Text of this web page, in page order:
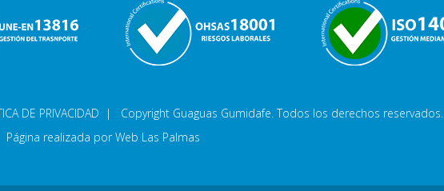
DE PRIVACIDAD | Copyright Guaguas Gumidafe. Todos los derechos reservados.
Página realizada porWeb Las Palmas